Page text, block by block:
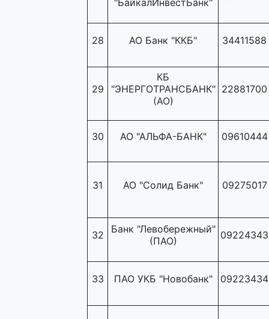
"БайкалИнвестБанк"
28 АО Банк "ККБ" 34411588
29
КБ
"ЭНЕРГОТРАНСБАНК"
(АО)
22881700
30 АО "АЛЬФА-БАНК" 09610444
31 АО "Солид Банк" 09275017
32
Банк "Левобережный"
(ПАО)
09224343
33 ПАО УКБ "Новобанк" 09223434